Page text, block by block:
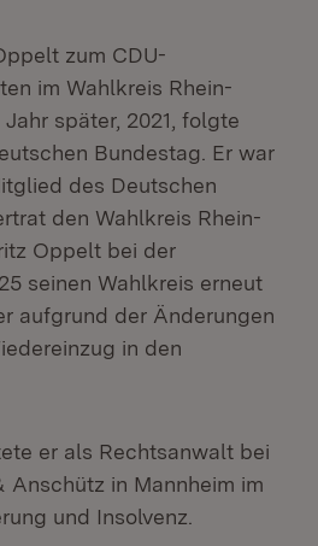
zum CDU-
im Wahlkreis Rhein-
später, 2021, folgte
Bundestag. Er war
des Deutschen
den Wahlkreis Rhein-
Oppelt bei der
seinen Wahlkreis erneut
aufgrund der Änderungen
in den
er als Rechtsanwalt bei
Anschütz in Mannheim im
und Insolvenz.